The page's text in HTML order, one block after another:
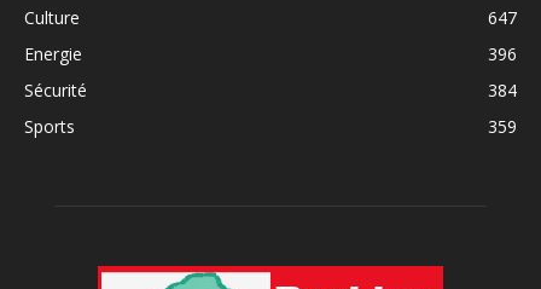
Culture
647
Energie
396
Sécurité
384
Sports
359